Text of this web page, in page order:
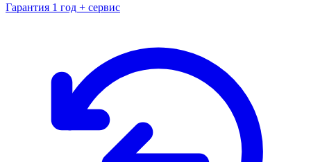
Гарантия 1 год + сервис